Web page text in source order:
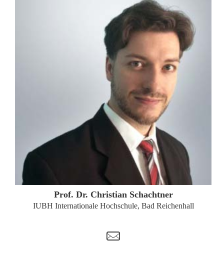
Prof. Dr. Christian Schachtner
IUBH Internationale Hochschule, Bad Reichenhall
t